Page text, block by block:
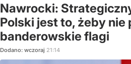
Nawrocki:
Polski jest to, żeby nie
banderowskie flagi
Dodano: wczoraj 21:14